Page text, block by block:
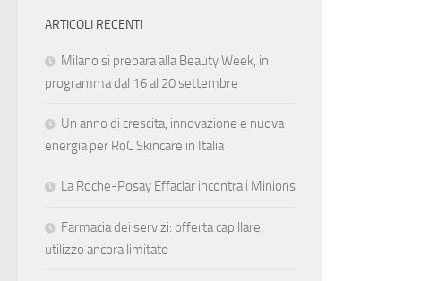
ARTICOLI RECENTI
Milano si prepara alla Beauty Week, in
programma dal 16 al 20 settembre
Un anno di crescita, innovazione e nuova
energia per RoC Skincare in Italia
La Roche-Posay Effaclar incontra i Minions
Farmacia dei servizi: offerta capillare,
utilizzo ancora limitato